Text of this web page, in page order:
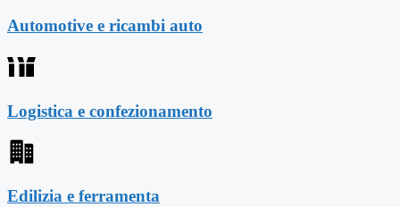
Automotive e ricambi auto
Logistica e confezionamento
Edilizia e ferramenta